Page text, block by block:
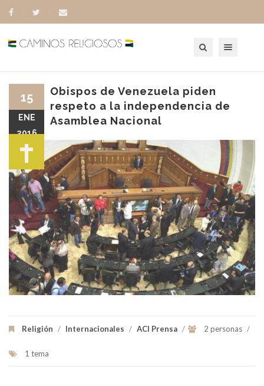
Obispos de Venezuela piden
respeto a la independencia de
Asamblea Nacional
Religión / Internacionales / ACI Prensa / 2 personas /
1 tema
15
ENE
2016